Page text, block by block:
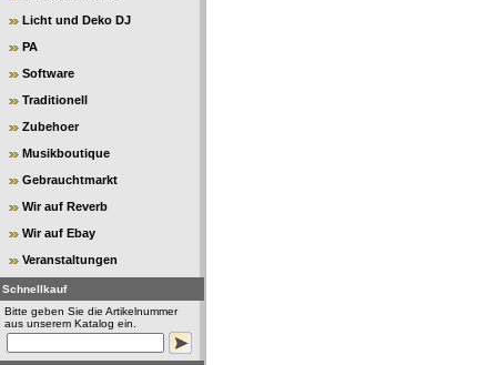
Licht und Deko DJ
PA
Software
Traditionell
Zubehoer
Musikboutique
Gebrauchtmarkt
Wir auf Reverb
Wir auf Ebay
Veranstaltungen
Schnellkauf
Bitte geben Sie die Artikelnummer
aus unserem Katalog ein.